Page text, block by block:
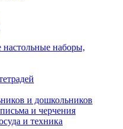
настольные наборы,
и дошкольников
и черчения
и техника